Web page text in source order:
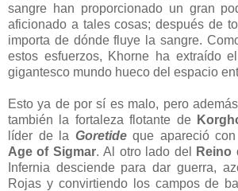
sangre han proporcionado un gran
aficionado a tales cosas; después de
importa de dónde fluye la sangre.
estos esfuerzos, Khorne ha extraído el
gigantesco mundo hueco del espacio
Esto ya de por sí es malo, pero
también la fortaleza flotante de
líder de la Goretideque apareció
Age of Sigmar. Al otro lado del Reino
Infernia desciende para dar guerra,
Rojas y convirtiendo los campos de